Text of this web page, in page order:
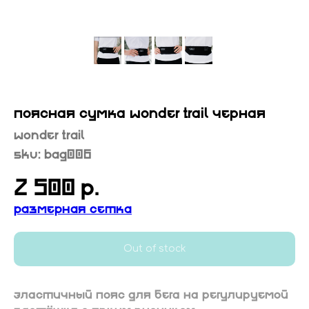
ПОЯСНАЯ СУМКА WONDER TRAIL ЧЕРНАЯ
Wonder Trail
SKU: BAG006
2 500 р.
Размерная сетка
Out of stock
Эластичный пояс для бега на регулируемой